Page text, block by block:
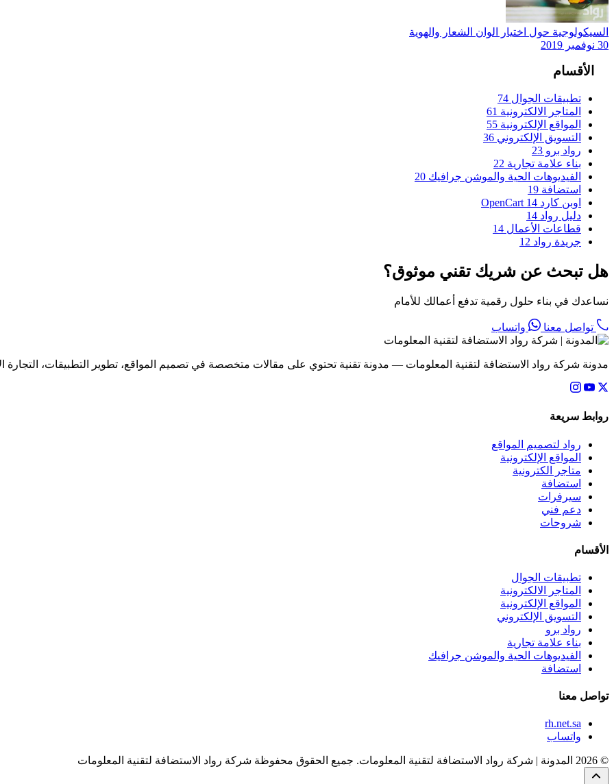
السيكولوجية حول اختيار الوان الشعار والهوية
30 نوفمبر 2019
الأقسام
تطبيقات الجوال 74
المتاجر الالكترونية 61
المواقع الإلكترونية 55
التسويق الإلكتروني 36
رواد برو 23
بناء علامة تجارية 22
الفيديوهات الحية والموشن جرافيك 20
استضافة 19
اوبن كارد OpenCart 14
دليل رواد 14
قطاعات الأعمال 14
جريدة رواد 12
هل تبحث عن شريك تقني موثوق؟
نساعدك في بناء حلول رقمية تدفع أعمالك للأمام
تواصل معنا واتساب
مدونة شركة رواد الاستضافة لتقنية المعلومات — مدونة تقنية تحتوي على مقالات متخصصة في تصميم المواقع، تطوير التطبيقات، التجارة
روابط سريعة
رواد لتصميم المواقع
المواقع الإلكترونية
متاجر الكترونية
استضافة
سيرفرات
دعم فني
شروحات
الأقسام
تطبيقات الجوال
المتاجر الالكترونية
المواقع الإلكترونية
التسويق الإلكتروني
رواد برو
بناء علامة تجارية
الفيديوهات الحية والموشن جرافيك
استضافة
تواصل معنا
rh.net.sa
واتساب
© 2026 المدونة | شركة رواد الاستضافة لتقنية المعلومات. جميع الحقوق محفوظة شركة رواد الاستضافة لتقنية المعلومات